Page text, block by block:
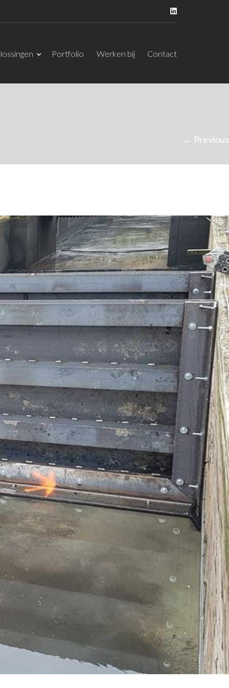
Portfolio Werken bij Contact
← Previous